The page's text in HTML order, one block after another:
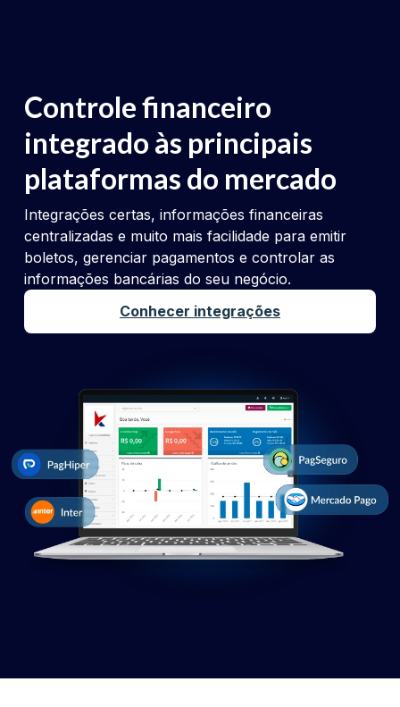
Controle financeiro
integrado às principais
plataformas do mercado
Integrações certas, informações financeiras
centralizadas e muito mais facilidade para emitir
boletos, gerenciar pagamentos e controlar as
informações bancárias do seu negócio.
Conhecer integrações